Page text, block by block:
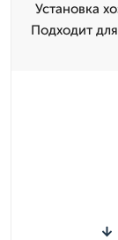
Установка
Подходит